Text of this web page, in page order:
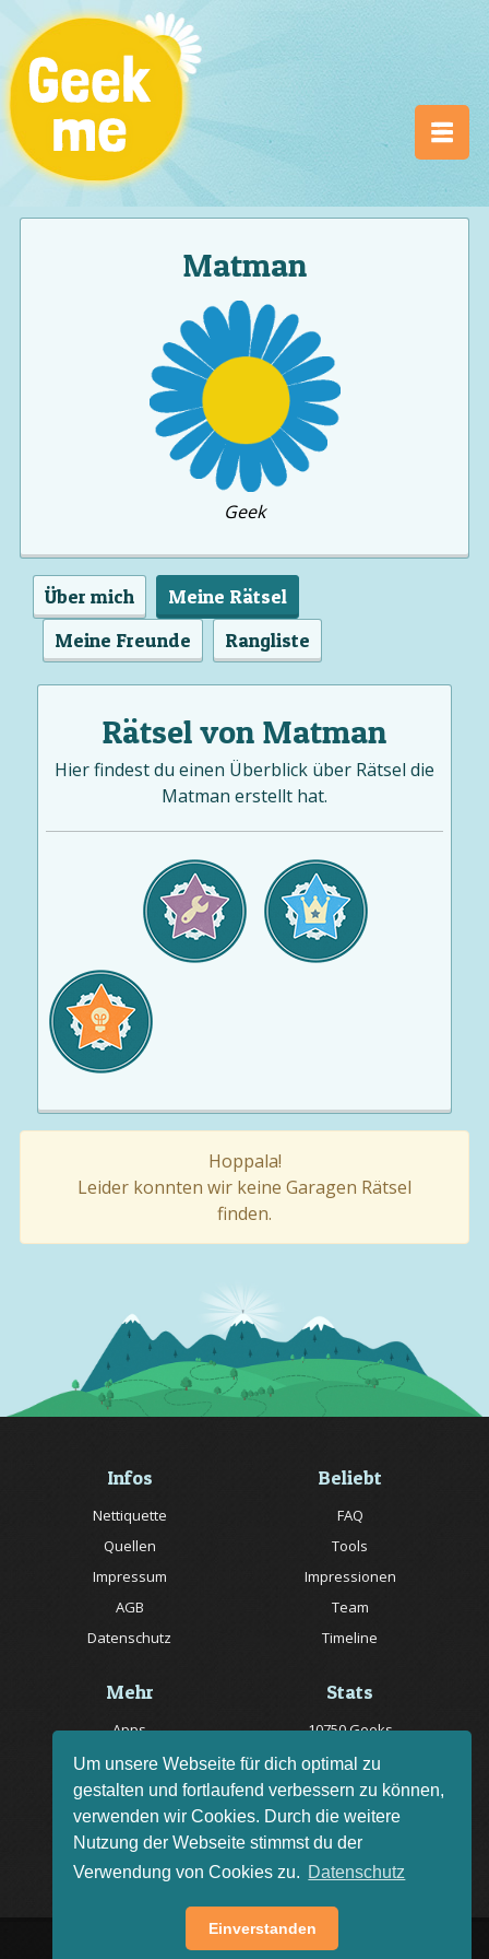
Um unsere Webseite für dich optimal zu
gestalten und fortlaufend verbessern zu können,
verwenden wir Cookies. Durch die weitere
Nutzung der Webseite stimmst du der
Verwendung von Cookies zu. Datenschutz
Einverstanden
Matman
Geek
Über mich
Meine Rätsel
Meine Freunde
Rangliste
Rätsel von Matman
Hier findest du einen Überblick über Rätsel die
Matman erstellt hat.
Hoppala!
Leider konnten wir keine Garagen Rätsel
finden.
Infos
Nettiquette
Quellen
Impressum
AGB
Datenschutz
Beliebt
FAQ
Tools
Impressionen
Team
Timeline
Mehr
Apps
Jobs
Livestream
Bug melden
Rätsel des Tages
Stats
10750 Geeks
20057 Rätsel online
150 Quizfragen online
AGB•Impressum•FAQ